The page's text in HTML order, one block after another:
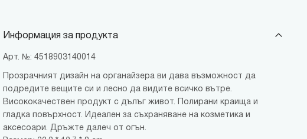
Информация за продукта
Арт. №: 4518903140014
Прозрачният дизайн на органайзера ви дава възможност да
подредите вещите си и лесно да видите всичко вътре.
Висококачествен продукт с дълъг живот. Полирани краища и
гладка повърхност. Идеален за съхраняване на козметика и
аксесоари. Дръжте далеч от огън.